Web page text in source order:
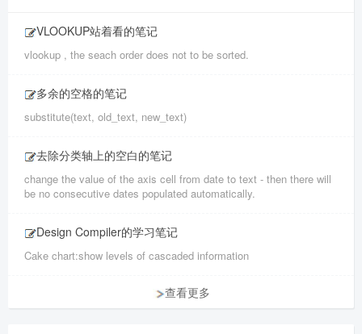
VLOOKUP站着看的笔记
vlookup , the seach order does not to be sorted.
多余的空格的笔记
substitute(text, old_text, new_text)
去除分类轴上的空白的笔记
change the value of the axis cell from date to text - then there will
be no consecutive dates populated automatically.
Design Compiler的学习笔记
Cake chart:show levels of cascaded information
查看更多